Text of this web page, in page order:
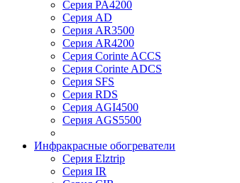
Серия PA4200
Серия AD
Серия AR3500
Серия AR4200
Серия Corinte ACCS
Серия Corinte ADCS
Серия SFS
Серия RDS
Серия AGI4500
Серия AGS5500
Инфракрасные обогреватели
Серия Elztrip
Серия IR